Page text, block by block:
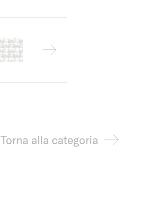
Torna alla categoria